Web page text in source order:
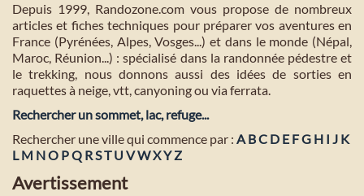
Depuis 1999, Randozone.com vous propose de nombreux
articles et fiches techniques pour préparer vos aventures en
France (Pyrénées, Alpes, Vosges...) et dans le monde (Népal,
Maroc, Réunion...) : spécialisé dans la randonnée pédestre et
le trekking, nous donnons aussi des idées de sorties en
raquettes à neige, vtt, canyoning ou via ferrata.
Rechercher un sommet, lac, refuge...
Rechercher une ville qui commence par : A BC D E FG H I J K
L M NO PQ RST U VWXYZ
Avertissement